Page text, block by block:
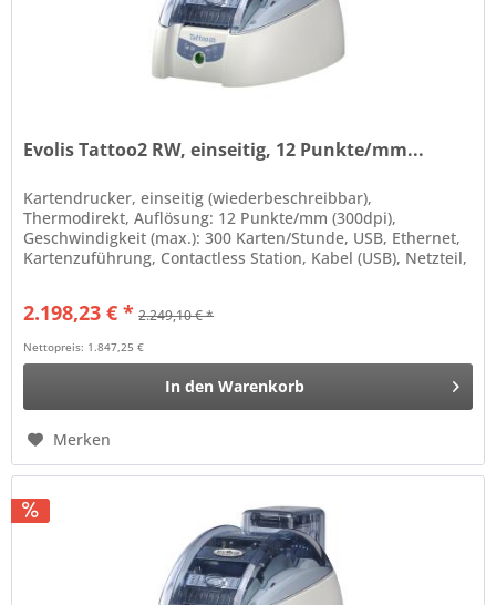
Evolis Tattoo2 RW, einseitig, 12 Punkte/mm...
Kartendrucker, einseitig (wiederbeschreibbar),
Thermodirekt, Auflösung: 12 Punkte/mm (300dpi),
Geschwindigkeit (max.): 300 Karten/Stunde, USB, Ethernet,
Kartenzuführung, Contactless Station, Kabel (USB), Netzteil,
2.198,23 € * 2.249,10 € *
Nettopreis: 1.847,25 €
In den Warenkorb
Merken